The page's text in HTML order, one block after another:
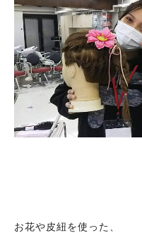
お花や皮紐を使った、